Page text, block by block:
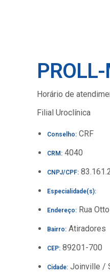
Horário de
Filial Uroclínica
Conselho: CRF
CRM: 4040
CNPJ/CPF:
Especialidade(s):
Endereço: Rua
Bairro: Atiradores
CEP: 89201-700
Cidade: Joinville /